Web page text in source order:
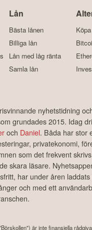
Lån
Bästa lånen
Billiga lån
Lån med låg ränta
Samla lån
nyhetstidning
grundades 2015. Idag
och Daniel. Båda har stor
privatekonomi,
som det frekvent
skara läsare.
har under åren
och med ett
är inte finansiella